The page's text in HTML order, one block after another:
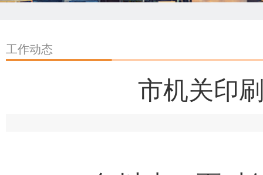
工作动态
市机关印